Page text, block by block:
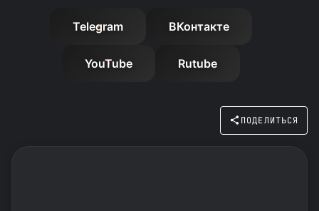
Telegram ВКонтакте
YouTube Rutube
ПОДЕЛИТЬСЯ